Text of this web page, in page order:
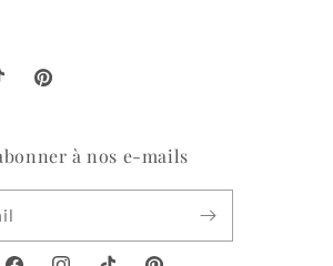
Pinterest
à nos e-mails